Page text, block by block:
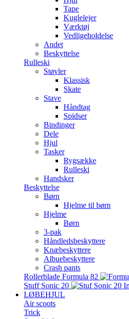
Tape
Kuglelejer
Værktøj
Vedligeholdelse
Andet
Beskyttelse
Rulleski
Støvler
Klassisk
Skate
Stave
Håndtag
Spidser
Bindinger
Dele
Hjul
Tasker
Rygsække
Rulleski
Handsker
Beskyttelse
Børn
Hjelme til børn
Hjelme
Børn
3-pak
Håndledsbeskyttere
Knæbeskyttere
Albuebeskyttere
Crash pants
Rollerblade Formula 82
Stuff Sonic 20
LØBEHJUL
Air scoots
Trick